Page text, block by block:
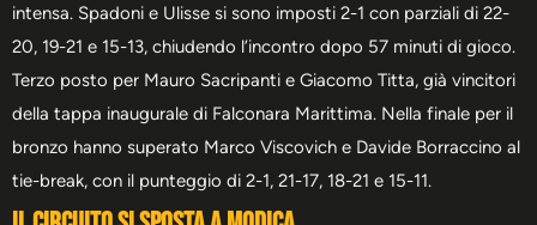
intensa. Spadoni e Ulisse si sono imposti 2-1 con parziali di 22-
20, 19-21 e 15-13, chiudendo l’incontro dopo 57 minuti di gioco.
Terzo posto per Mauro Sacripanti e Giacomo Titta, già vincitori
della tappa inaugurale di Falconara Marittima. Nella finale per il
bronzo hanno superato Marco Viscovich e Davide Borraccino al
tie-break, con il punteggio di 2-1, 21-17, 18-21 e 15-11.